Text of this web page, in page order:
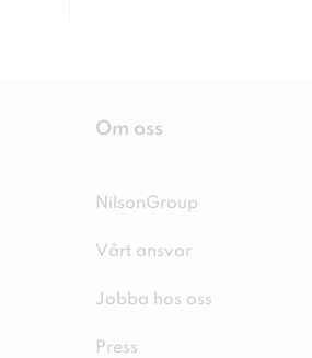
Om oss
NilsonGroup
Vårt ansvar
Jobba hos oss
Press